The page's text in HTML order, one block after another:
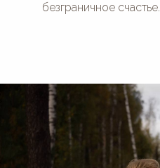
безграничное счастье.